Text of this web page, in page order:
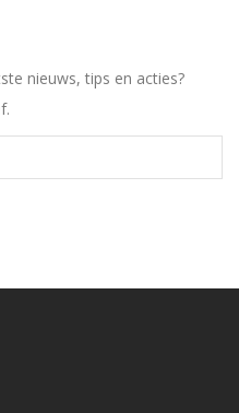
nieuws, tips en acties?